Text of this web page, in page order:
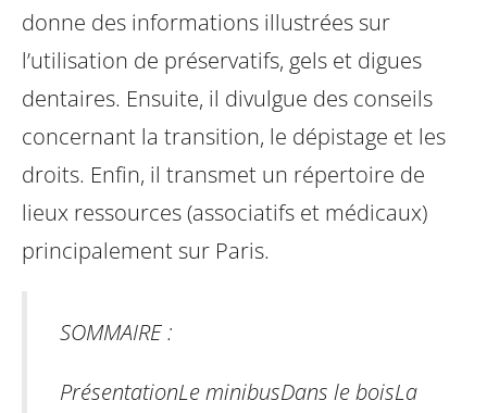
donne des informations illustrées sur
l’utilisation de préservatifs, gels et digues
dentaires. Ensuite, il divulgue des conseils
concernant la transition, le dépistage et les
droits. Enfin, il transmet un répertoire de
lieux ressources (associatifs et médicaux)
principalement sur Paris.
SOMMAIRE :
PrésentationLe minibusDans le boisLa